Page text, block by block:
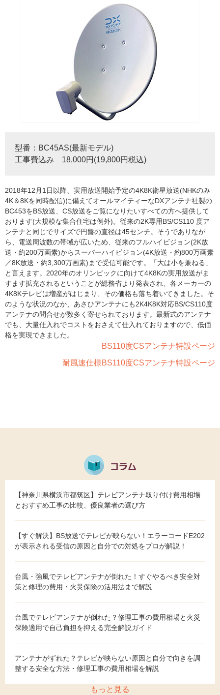
型番：BC45AS(最新モデル)
工事費込み 18,000円(19,800円税込)
2018年12月1日以降、実用放送開始予定の4K8K衛星放送(NHKのみ
4K＆8Kを同時配信)に備えてオールマイティーなDXアンテナ社製の
BC453をBS放送、CS放送をご覧になりたいすべての方へ提供して
おります(大規模な集合住宅は例外)。従来の2K専用BS/CS110 度ア
ンテナと同じでサイズで円盤の直径は45センチ。そうでありなが
ら、電送周波数の帯域が広いため、従来のフルハイビジョン(2K放
送・約200万画素)からスーパーハイビジョン(4K放送・約800万画素
／8K放送・約3,300万画素)まで受信可能です。「大は小を兼ねる」
と言えます。2020年のオリンピックに向けて4K8Kの実用放送がま
すます拡充されるということが総務省より発表され、各メーカーの
4K8Kテレビは増産がはじまり、その価格も落ち着いてきました。そ
のような状況のなか、あさひアンテナにも2K4K8K対応BS/CS110度
アンテナの問合せが数多く寄せられております。最新式のアンテナ
でも、大量仕入れでコストをおさえて仕入れておりますので、低価
格を実現できました。
BS110度CSアンテナ特設ページ
耐風速仕様BS110度CSアンテナ特設ページ
【神奈川県横浜市都筑区】テレビアンテナ取り付け費用相場
とおすすめ工事の比較、優良業者の選び方
【すぐ解決】BS放送でテレビが映らない！エラーコードE202
が表示される受信の原因と自分での対処をプロが解説！
台風・強風でテレビアンテナが倒れた！すぐやるべき安全対
策と修理の費用・火災保険の活用法まで解説
台風でテレビアンテナが倒れた？修理工事の費用相場と火災
保険適用で自己負担を抑える完全解説ガイド
アンテナがずれた？テレビが映らない原因と自分で向きを調
整する安全な方法・修理工事の費用相場を解説
もっと見る